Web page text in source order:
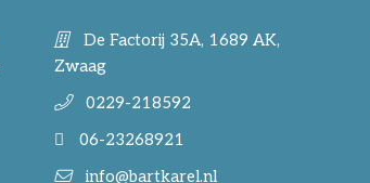
De Factorij 35A, 1689 AK,
Zwaag
0229-218592
06-23268921
info@bartkarel.nl